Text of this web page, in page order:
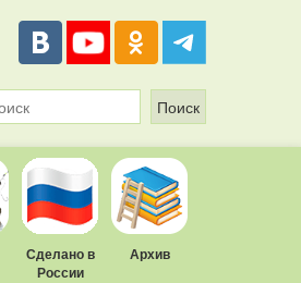
Сделано в
России
Архив